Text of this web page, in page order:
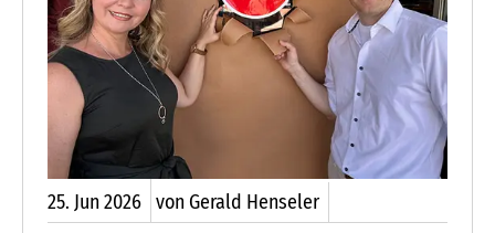
25. Jun2026 von Gerald Henseler